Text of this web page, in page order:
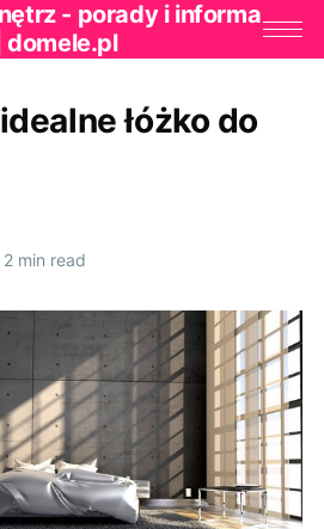
- porady i informa
domele.pl
łóżko do
2 min read